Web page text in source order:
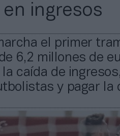
ingresos
el primer
6,2 millones de
caída de
y pagar la